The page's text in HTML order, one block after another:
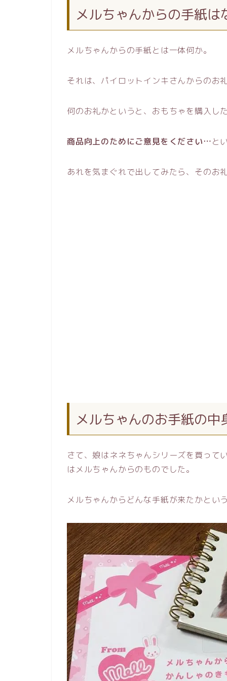
メルちゃんからの手紙は
メルちゃんからの手紙とは一体何か。
それは、パイロットインキさんからのお
何のお礼かというと、おもちゃを購入し
商品向上のためにご意見をください…と
あれを気まぐれで出してみたら、そのお
メルちゃんのお手紙の中
さて、娘はネネちゃんシリーズを買って
はメルちゃんからのものでした。
メルちゃんからどんな手紙が来たかとい